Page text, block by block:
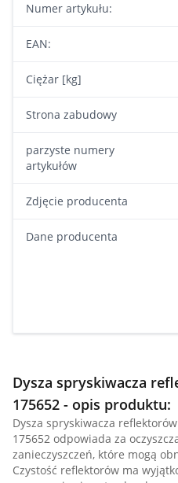
Numer artykułu:
EAN:
Ciężar [kg]
Strona zabudowy
parzyste numery
artykułów
Zdjęcie producenta
Dane producenta
Dysza spryskiwacza
175652 - opis produktu:
Dysza spryskiwacza reflektorów
175652 odpowiada za
zanieczyszczeń, które mogą
Czystość reflektorów ma